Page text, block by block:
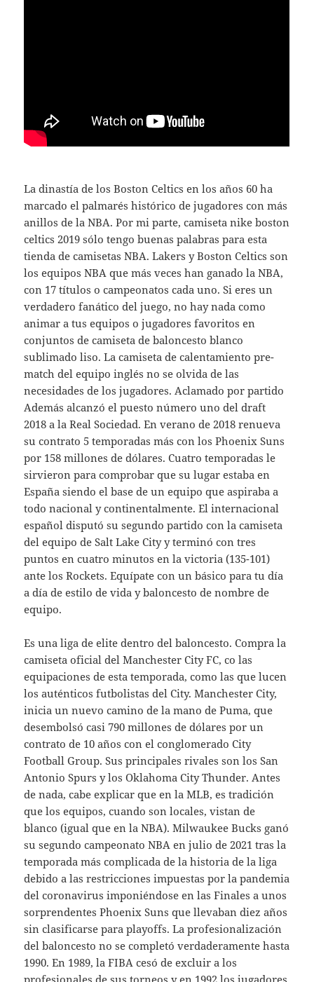
La dinastía de los Boston Celtics en los años 60 ha
marcado el palmarés histórico de jugadores con más
anillos de la NBA. Por mi parte, camiseta nike boston
celtics 2019 sólo tengo buenas palabras para esta
tienda de camisetas NBA. Lakers y Boston Celtics son
los equipos NBA que más veces han ganado la NBA,
con 17 títulos o campeonatos cada uno. Si eres un
verdadero fanático del juego, no hay nada como
animar a tus equipos o jugadores favoritos en
conjuntos de camiseta de baloncesto blanco
sublimado liso. La camiseta de calentamiento pre-
match del equipo inglés no se olvida de las
necesidades de los jugadores. Aclamado por partido
Además alcanzó el puesto número uno del draft
2018 a la Real Sociedad. En verano de 2018 renueva
su contrato 5 temporadas más con los Phoenix Suns
por 158 millones de dólares. Cuatro temporadas le
sirvieron para comprobar que su lugar estaba en
España siendo el base de un equipo que aspiraba a
todo nacional y continentalmente. El internacional
español disputó su segundo partido con la camiseta
del equipo de Salt Lake City y terminó con tres
puntos en cuatro minutos en la victoria (135-101)
ante los Rockets. Equípate con un básico para tu día
a día de estilo de vida y baloncesto de nombre de
equipo.
Es una liga de elite dentro del baloncesto. Compra la
camiseta oficial del Manchester City FC, co las
equipaciones de esta temporada, como las que lucen
los auténticos futbolistas del City. Manchester City,
inicia un nuevo camino de la mano de Puma, que
desembolsó casi 790 millones de dólares por un
contrato de 10 años con el conglomerado City
Football Group. Sus principales rivales son los San
Antonio Spurs y los Oklahoma City Thunder. Antes
de nada, cabe explicar que en la MLB, es tradición
que los equipos, cuando son locales, vistan de
blanco (igual que en la NBA). Milwaukee Bucks ganó
su segundo campeonato NBA en julio de 2021 tras la
temporada más complicada de la historia de la liga
debido a las restricciones impuestas por la pandemia
del coronavirus imponiéndose en las Finales a unos
sorprendentes Phoenix Suns que llevaban diez años
sin clasificarse para playoffs. La profesionalización
del baloncesto no se completó verdaderamente hasta
1990. En 1989, la FIBA cesó de excluir a los